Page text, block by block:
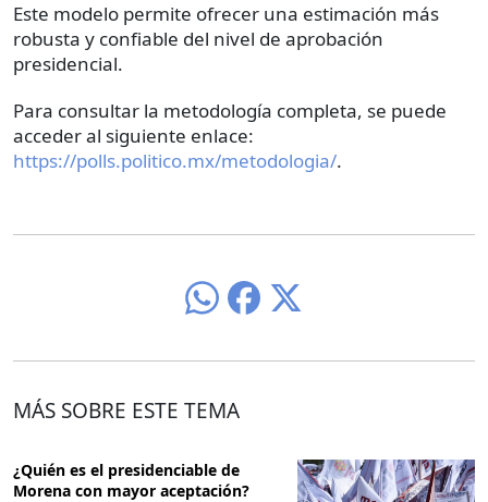
Este modelo permite ofrecer una estimación más
robusta y confiable del nivel de aprobación
presidencial.
Para consultar la metodología completa, se puede
acceder al siguiente enlace:
https://polls.politico.mx/metodologia/.
MÁS SOBRE ESTE TEMA
¿Quién es el presidenciable de
Morena con mayor aceptación?